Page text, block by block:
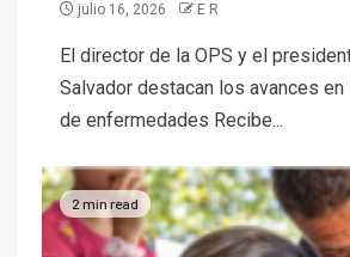
julio 16, 2026 E R
El director de la OPS y el
Salvador destacan los avances
de enfermedades Recibe...
2 min read